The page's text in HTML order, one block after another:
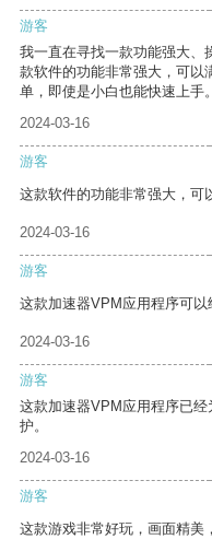
游客
我一直在寻找一款功能强大、
款软件的功能非常强大，可以
单，即使是小白也能快速上手。
2024-03-16
游客
这款软件的功能非常强大，可
2024-03-16
游客
这款加速器VPM应用程序可以
2024-03-16
游客
这款加速器VPM应用程序已
护。
2024-03-16
游客
这款游戏非常好玩，画面精美